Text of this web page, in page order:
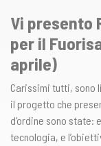
Vi presento
per il
aprile)
Carissimi tutti, sono
il progetto che
d’ordine sono
tecnologia, e